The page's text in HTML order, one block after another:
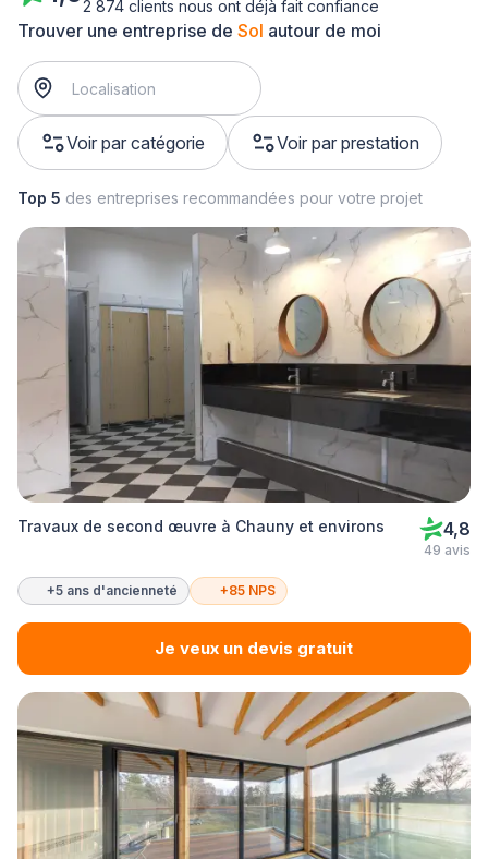
Trouver une entreprise de Sol autour de moi
Voir par catégorie Voir par prestation
2 874 clients nous ont déjà fait confiance
Top 5 des entreprises recommandées pour votre projet
Travaux de second œuvre à Chauny et environs 4,8
49 avis
+5 ans d'ancienneté +85 NPS
Je veux un devis gratuit